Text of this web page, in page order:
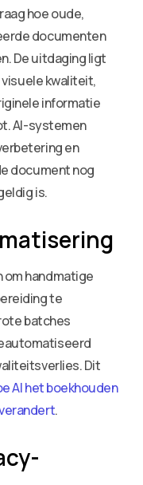
hoe oude,
documenten
De uitdaging ligt
kwaliteit,
informatie
AI-systemen
en
document nog
is.
om handmatige
te
batches
Dit
AI het boekhouden
.